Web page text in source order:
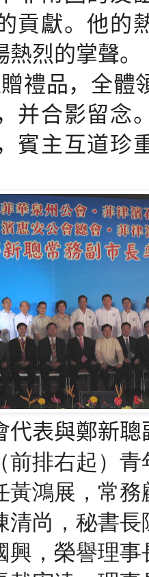
貢獻。他的
烈的掌聲。
禮品，全體
并合影留念
賓主互道珍
代表與鄭新聰
（前排右起）
黃鴻展，常務
尚，秘書長
興，榮譽理事